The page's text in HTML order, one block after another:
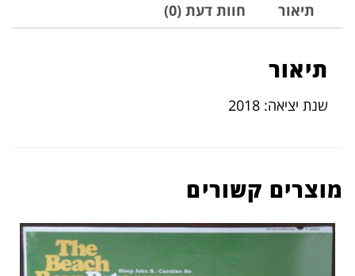
תיאור חוות דעת (0)
תיאור
שנת יציאה: 2018
מוצרים קשורים